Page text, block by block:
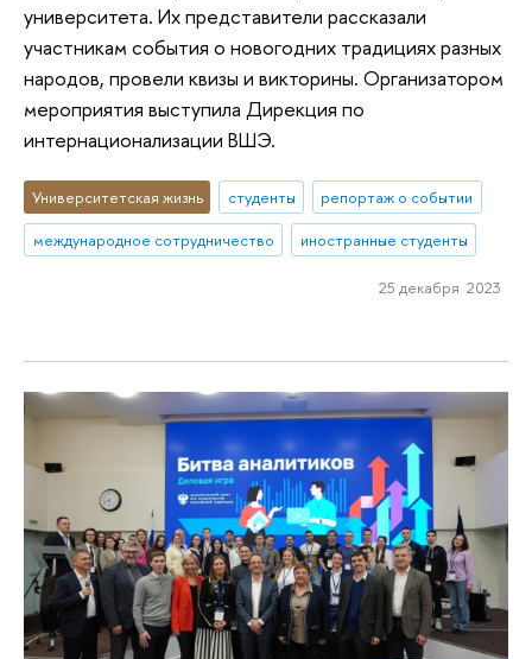
университета. Их представители рассказали
участникам события о новогодних традициях разных
народов, провели квизы и викторины. Организатором
мероприятия выступила Дирекция по
интернационализации ВШЭ.
Университетская жизнь студенты
репортаж о событии
международное сотрудничество
иностранные студенты
25 декабря 2023